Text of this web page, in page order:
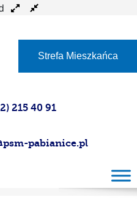
Strefa Mieszkańca
215 40 91
pabianice.pl